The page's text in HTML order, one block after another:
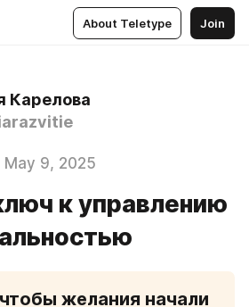
About Teletype Join
Карелова
May 9, 2025
к управлению
желания начали